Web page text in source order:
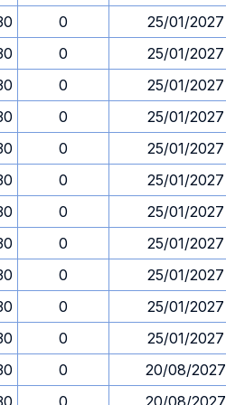
0
25/01/2027
0
25/01/2027
0
25/01/2027
0
25/01/2027
0
25/01/2027
0
25/01/2027
0
25/01/2027
0
25/01/2027
0
25/01/2027
0
25/01/2027
0
25/01/2027
0
20/08/2027
0 20/08/2027